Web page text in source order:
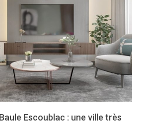
Escoublac : une ville très